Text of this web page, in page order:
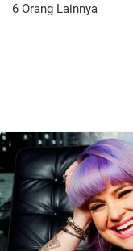
6 Orang Lainnya